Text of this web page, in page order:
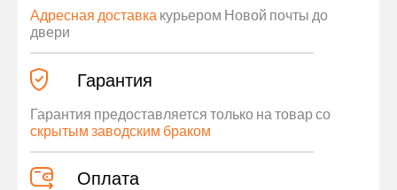
Адресная доставка курьером Новой почты до
двери
Гарантия
Гарантия предоставляется только на товар со
скрытым заводским браком
Оплата